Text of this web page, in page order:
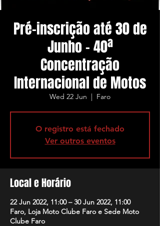
Pré-inscrição até 30 de
Junho - 40ª
Concentração
Internacional de Motos
Wed 22 Jun
  |
Faro
O registro está fechado
Ver outros eventos
Local e Horário
22 Jun 2022, 11:00 – 30 Jun 2022, 11:00
Faro, Loja Moto Clube Faro e Sede Moto
Clube Faro